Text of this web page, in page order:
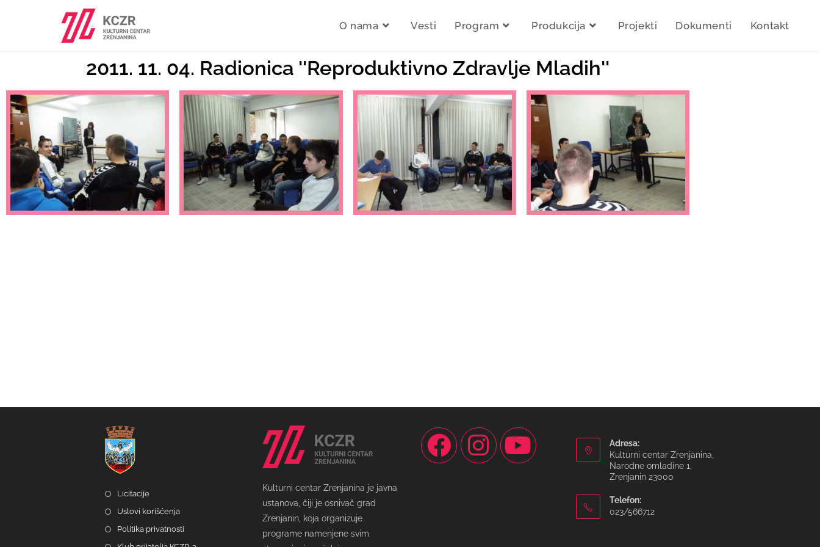
O nama Vesti Program Produkcija Projekti Dokumenti Kontakt
2011. 11. 04. Radionica ''Reproduktivno Zdravlje Mladih''
Licitacije
Uslovi korišćenja
Politika privatnosti
Kulturni centar Zrenjanina je javna
ustanova, čiji je osnivač grad
Zrenjanin, koja organizuje
programe namenjene svim
Adresa:
Kulturni centar Zrenjanina,
Narodne omladine 1,
Zrenjanin 23000
Telefon:
023/566712